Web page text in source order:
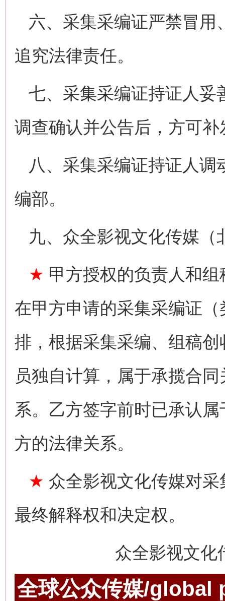
六、采集采编证严禁冒用
追究法律责任。
七、采集采编证持证人妥
调查确认并公告后，方可补
八、采集采编证持证人
编部。
九、众全影视文化传媒
★ 甲方授权的负责人和
在甲方申请的采集采编证
排，根据采集采编、组稿
员独自计算，属于承揽合
系。乙方签字前时已承认
方的法律关系。
★ 众全影视文化传媒对
最终解释权和决定权。
众全影视文化
全球公众传媒/global